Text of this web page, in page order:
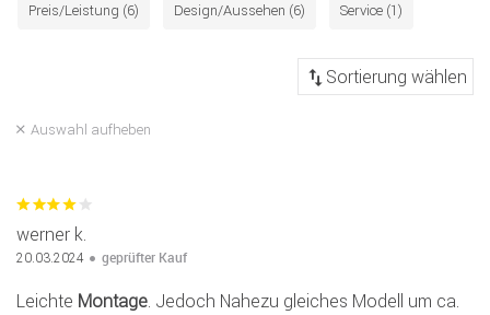
Preis/Leistung (6) Design/Aussehen (6) Service (1)
Auswahl aufheben
werner k.
20.03.2024 geprüfter Kauf
Leichte Montage. Jedoch Nahezu gleiches Modell um ca.